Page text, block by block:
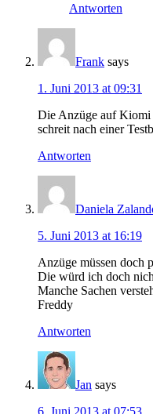
Antworten
Frank says
1. Juni 2013 at 09:31
Die Anzüge auf
schreit nach einer
Antworten
Daniela
5. Juni 2013 at 16:19
Anzüge müssen doch
Die würd ich doch
Manche Sachen
Freddy
Antworten
Jan says
6. Juni 2013 at 07:53